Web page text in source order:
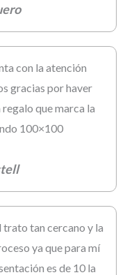
con la atención
gracias por haver
que marca la
100×100
tan cercano y la
ya que para mí
es de 10 la